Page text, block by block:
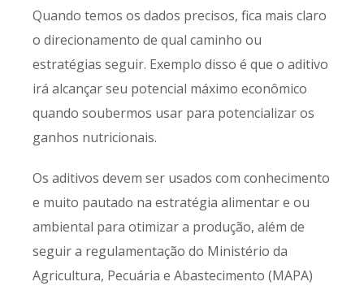
Quando temos os dados precisos, fica mais claro
o direcionamento de qual caminho ou
estratégias seguir. Exemplo disso é que o aditivo
irá alcançar seu potencial máximo econômico
quando soubermos usar para potencializar os
ganhos nutricionais.
Os aditivos devem ser usados com conhecimento
e muito pautado na estratégia alimentar e ou
ambiental para otimizar a produção, além de
seguir a regulamentação do Ministério da
Agricultura, Pecuária e Abastecimento (MAPA)